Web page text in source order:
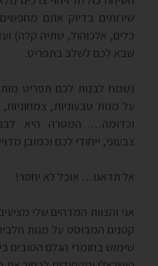
שירותים בדיוק אתם
כלים, אלכוהול, שתיה קלה)
שבא לכם לשלב בתפריט.
נשמח לבנות לכם תפריט
על מנות טבעוניות,
וכדומה… המטרה היא
צבעוני, ייחודי לכם וכמובן
אל תדאגו… אוכל לא יחסר!
אני והצוות המדהים שלי
קטנים המבוסס על מנות
שימוש בחומרי הגלם הטובים